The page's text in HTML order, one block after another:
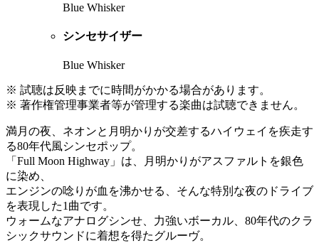
Blue Whisker
シンセサイザー
Blue Whisker
※ 試聴は反映までに時間がかかる場合があります。
※ 著作権管理事業者等が管理する楽曲は試聴できません。
満月の夜、ネオンと月明かりが交差するハイウェイを疾走す
る80年代風シンセポップ。
「Full Moon Highway」は、月明かりがアスファルトを銀色
に染め、
エンジンの唸りが血を沸かせる、そんな特別な夜のドライブ
を表現した1曲です。
ウォームなアナログシンせ、力強いボーカル、80年代のクラ
シックサウンドに着想を得たグルーヴ。